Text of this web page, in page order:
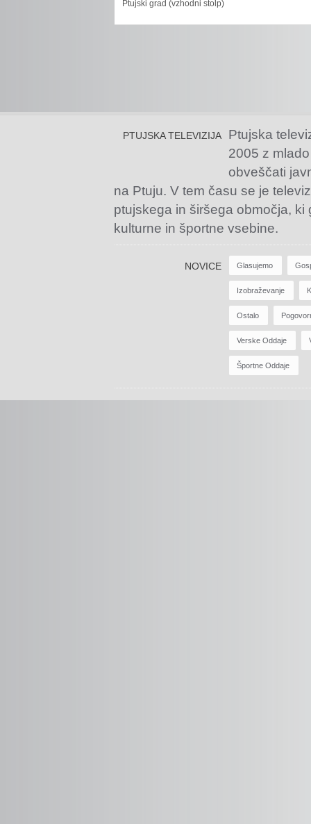
Ptujski grad (vzhodni stolp)
PTUJSKA TELEVIZIJA
Ptujska
2005 z
obveščati
na Ptuju. V tem času se je
ptujskega in širšega območja,
kulturne in športne vsebine.
NOVICE Glasujemo
Izobraževanje
Ostalo
Verske Oddaje
Športne Oddaje